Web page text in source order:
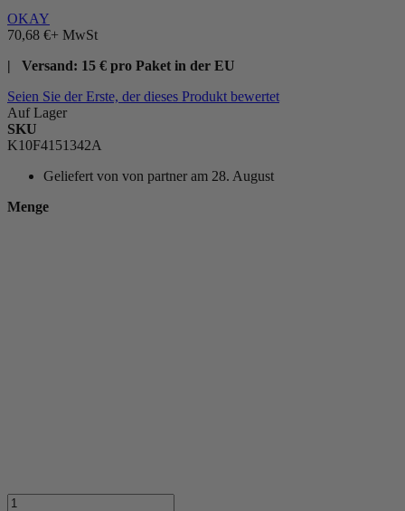
OKAY
70,68 €+ MwSt
| Versand: 15 € pro Paket in der EU
Seien Sie der Erste, der dieses Produkt bewertet
Auf Lager
SKU
K10F4151342A
Geliefert von von partner am 28. August
Menge